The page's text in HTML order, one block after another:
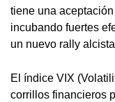
tiene una
incubando fuertes
un nuevo rally
El índice VIX
corrillos financieros